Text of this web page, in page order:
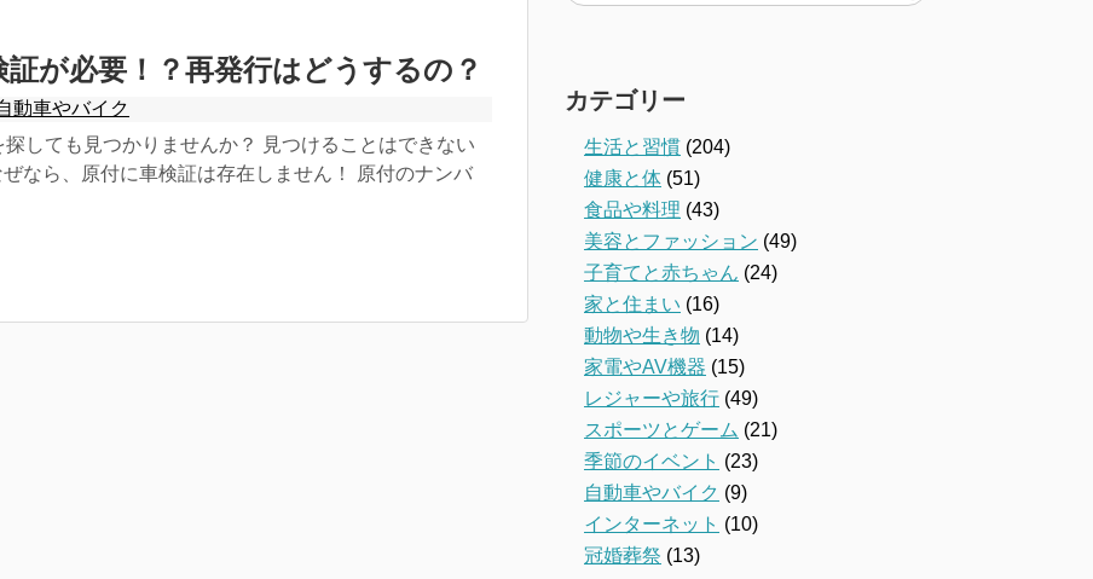
証が必要！？再発行はどうするの？
動車やバイク
探しても見つかりませんか？ 見つけることはできない
なら、原付に車検証は存在しません！ 原付のナンバ
カテゴリー
生活と習慣 (204)
健康と体 (51)
食品や料理 (43)
美容とファッション (49)
子育てと赤ちゃん (24)
家と住まい (16)
動物や生き物 (14)
家電やAV機器 (15)
レジャーや旅行 (49)
スポーツとゲーム (21)
季節のイベント (23)
自動車やバイク (9)
インターネット (10)
冠婚葬祭 (13)